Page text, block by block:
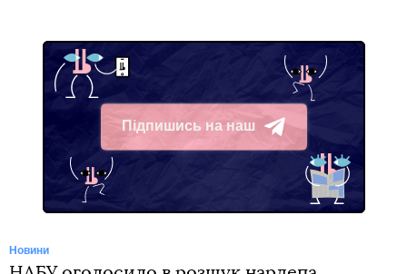
Підпишись на наш
Telegram
Новини